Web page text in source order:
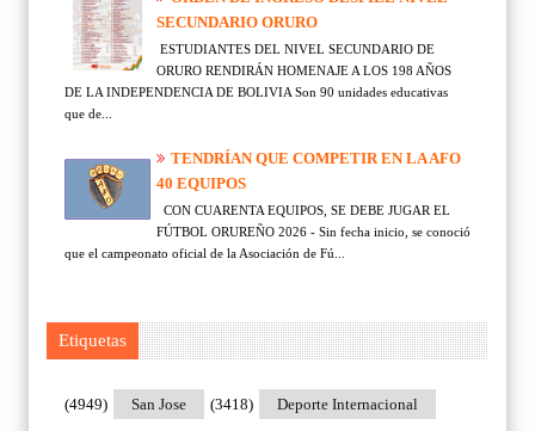
SECUNDARIO ORURO
ESTUDIANTES DEL NIVEL SECUNDARIO DE
ORURO RENDIRÁN HOMENAJE A LOS 198 AÑOS
DE LA INDEPENDENCIA DE BOLIVIA Son 90 unidades educativas
que de...
TENDRÍAN QUE COMPETIR EN LA AFO
40 EQUIPOS
CON CUARENTA EQUIPOS, SE DEBE JUGAR EL
FÚTBOL ORUREÑO 2026 - Sin fecha inicio, se conoció
que el campeonato oficial de la Asociación de Fú...
Etiquetas
San Jose
(4949) Deporte Internacional
(3418)